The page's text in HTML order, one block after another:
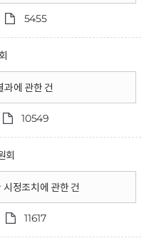
5455
에 관한 건
10549
회
정조치에 관한 건
11617